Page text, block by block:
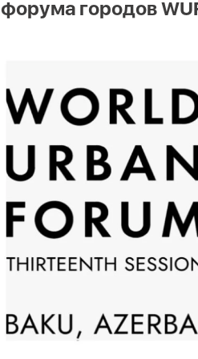
форума городов